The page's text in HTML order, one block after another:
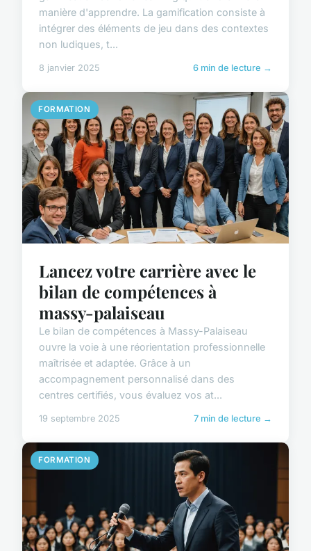
manière d'apprendre. La gamification consiste à
intégrer des éléments de jeu dans des contextes
non ludiques, t...
8 janvier 2025 6 min de lecture →
FORMATION
Lancez votre carrière avec le
bilan de compétences à
massy-palaiseau
Le bilan de compétences à Massy-Palaiseau
ouvre la voie à une réorientation professionnelle
maîtrisée et adaptée. Grâce à un
accompagnement personnalisé dans des
centres certifiés, vous évaluez vos at...
19 septembre 2025 7 min de lecture →
FORMATION